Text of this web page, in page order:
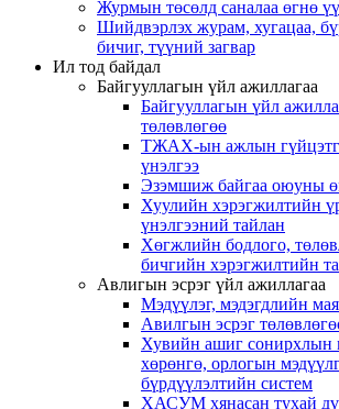
Журмын төсөлд саналаа өгнө
Шийдвэрлэх журам, хугацаа,
бичиг, түүний загвар
Ил тод байдал
Байгууллагын үйл ажиллагаа
Байгууллагын үйл
төлөвлөгөө
ТЖАХ-ын ажлын
үнэлгээ
Эзэмшиж байгаа оюуны
Хуулийн хэрэгжилтийн
үнэлгээний тайлан
Хөгжлийн бодлого,
бичгийн хэрэгжилтийн
Авлигын эсрэг үйл ажиллагаа
Мэдүүлэг, мэдэгдлийн
Авилгын эсрэг
Хувийн ашиг сонирхлын
хөрөнгө, орлогын
бүрдүүлэлтийн систем
ХАСУМ хянасан тухай